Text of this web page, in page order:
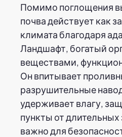
Помимо поглощения
почва действует как
климата благодаря
Ландшафт, богатый
веществами,
Он впитывает
разрушительные
удерживает влагу,
пункты от
важно для